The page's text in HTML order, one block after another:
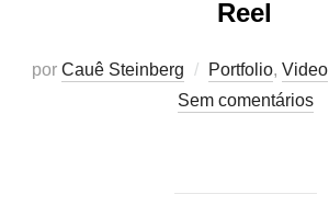
Reel
por Cauê Steinberg Portfolio, Video
Sem comentários